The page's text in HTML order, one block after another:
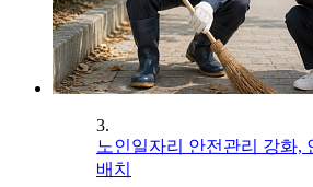
3.
노인일자리 안전관리 강화,
배치